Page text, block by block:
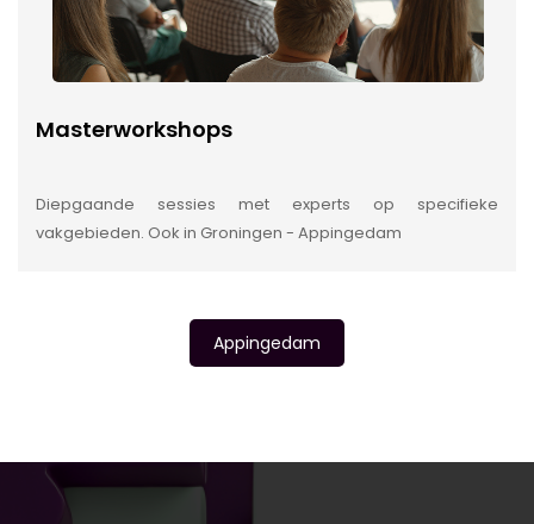
Masterworkshops
Diepgaande sessies met experts op specifieke
vakgebieden. Ook in Groningen - Appingedam
Appingedam
INSIDE INFORMATIE